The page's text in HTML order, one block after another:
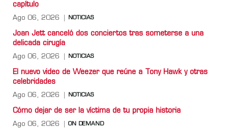
capítulo
Ago 06, 2026 NOTICIAS
Joan Jett canceló dos conciertos tras someterse a una
delicada cirugía
Ago 06, 2026 NOTICIAS
El nuevo video de Weezer que reúne a Tony Hawk y otras
celebridades
Ago 06, 2026 NOTICIAS
Cómo dejar de ser la víctima de tu propia historia
Ago 06, 2026 ON DEMAND